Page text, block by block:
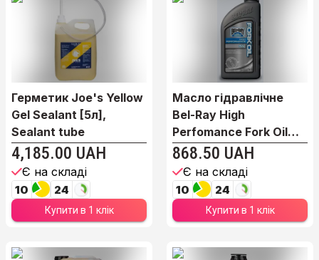
Герметик Joe's Yellow
Gel Sealant [5л],
Sealant tube
4,185.00 UAH
Є на складі
10 24
Купити в 1 клік
Масло гідравлічне
Bel-Ray High
Perfomance Fork Oil
[1л]...
868.50 UAH
Є на складі
10 24
Купити в 1 клік